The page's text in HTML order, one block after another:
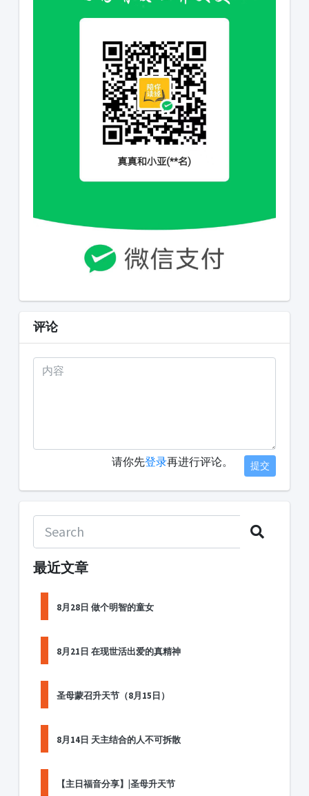
评论
请你先登录再进行评论。 提交
最近文章
8月28日 做个明智的童女
8月21日 在现世活出爱的真精神
圣母蒙召升天节（8月15日）
8月14日 天主结合的人不可拆散
【主日福音分享】|圣母升天节